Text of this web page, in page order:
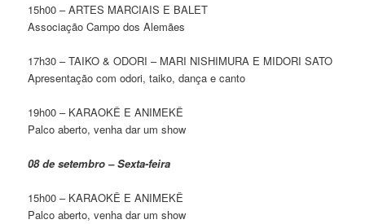
15h00 – ARTES MARCIAIS E BALET
Associação Campo dos Alemães
17h30 – TAIKO & ODORI – MARI NISHIMURA E MIDORI SATO
Apresentação com odori, taiko, dança e canto
19h00 – KARAOKÊ E ANIMEKÊ
Palco aberto, venha dar um show
08 de setembro – Sexta-feira
15h00 – KARAOKÊ E ANIMEKÊ
Palco aberto, venha dar um show